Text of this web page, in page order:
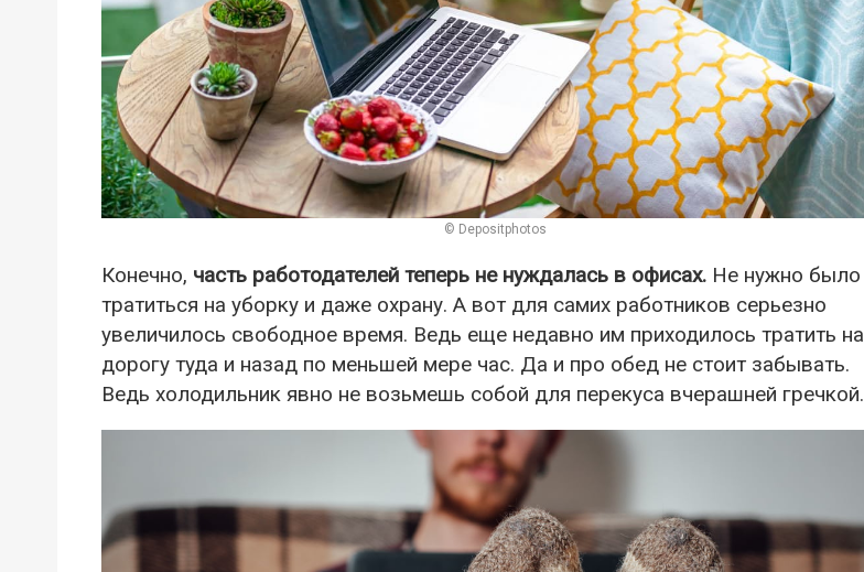
© Depositphotos
Конечно, часть работодателей теперь не нуждалась в офисах. Не нужно было
тратиться на уборку и даже охрану. А вот для самих работников серьезно
увеличилось свободное время. Ведь еще недавно им приходилось тратить на
дорогу туда и назад по меньшей мере час. Да и про обед не стоит забывать.
Ведь холодильник явно не возьмешь собой для перекуса вчерашней гречкой.